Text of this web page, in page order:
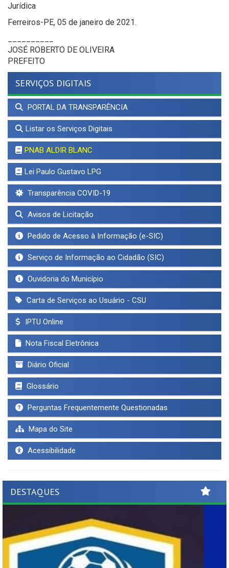
Jurídica
Ferreiros-PE, 05 de janeiro de 2021.
JOSÉ ROBERTO DE OLIVEIRA
PREFEITO
SERVIÇOS DIGITAIS
PORTAL DA TRANSPARÊNCIA
Listar os Serviços Digitais
PNAB ALDIR BLANC
Lei Paulo Gustavo LPG
Transparência COVID-19
Avisos de Licitação
Pedido de Acesso à Informação (e-SIC)
Serviço de Informação ao Cidadão (SIC)
Ouvidoria do Município
Carta de Serviços ao Usuário - CSU
IPTU Online
Nota Fiscal Eletrônica
Diário Oficial
Glossário
Perguntas Frequentemente Questionadas
Mapa do Site
Acessibilidade
DESTAQUES